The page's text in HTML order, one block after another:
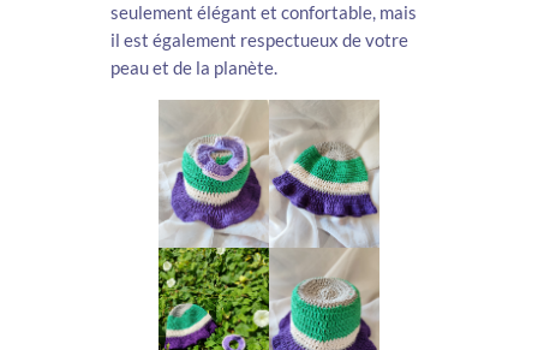
seulement élégant et confortable, mais
il est également respectueux de votre
peau et de la planète.